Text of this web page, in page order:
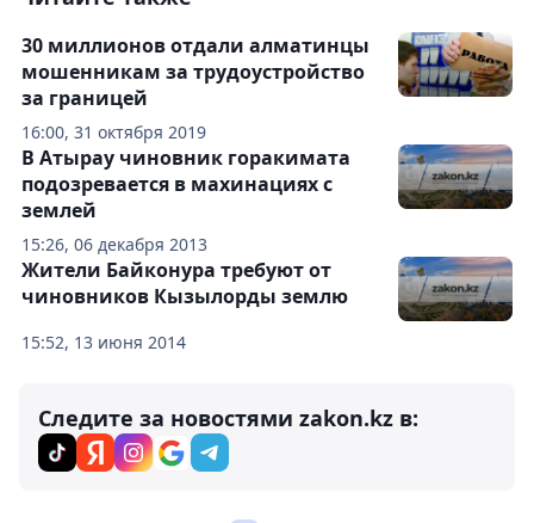
16:00, 31 октября 2019
30 миллионов отдали алматинцы
мошенникам за трудоустройство
за границей
15:26, 06 декабря 2013
В Атырау чиновник горакимата
подозревается в махинациях с
землей
15:52, 13 июня 2014
Жители Байконура требуют от
чиновников Кызылорды землю
Следите за новостями zakon.kz в: